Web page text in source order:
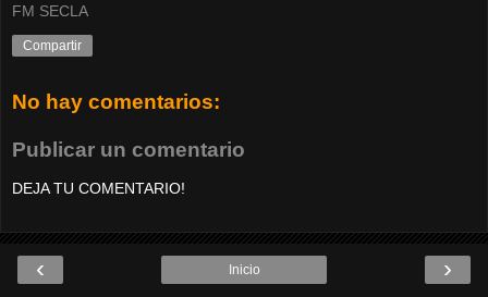
FM SECLA
Compartir
No hay comentarios:
Publicar un comentario
DEJA TU COMENTARIO!
‹ ›
Inicio